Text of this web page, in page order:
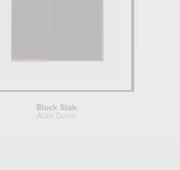
Black Slab
Alex Dunn